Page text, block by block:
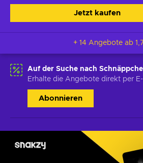
Jetzt kaufen
+ 14 Angebote ab
Auf der Suche nach
Erhalte die Angebote direkt per E-
Abonnieren